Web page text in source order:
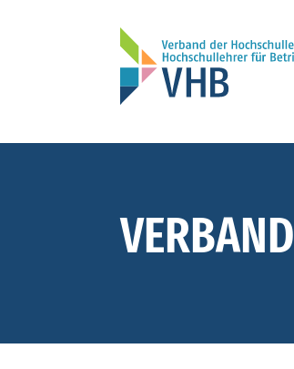
VERBAND